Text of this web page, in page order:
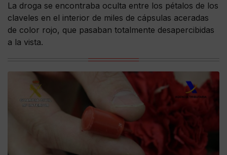
La droga se encontraba oculta entre los pétalos de los
claveles en el interior de miles de cápsulas aceradas
de color rojo, que pasaban totalmente desapercibidas
a la vista.